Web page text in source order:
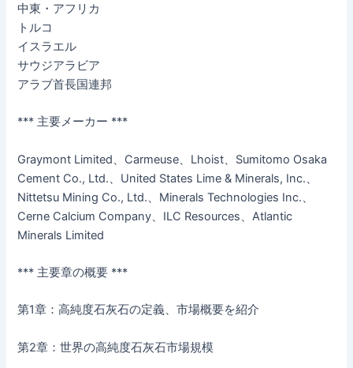
中東・アフリカ
トルコ
イスラエル
サウジアラビア
アラブ首長国連邦
*** 主要メーカー ***
Graymont Limited、Carmeuse、Lhoist、Sumitomo Osaka
Cement Co., Ltd.、United States Lime & Minerals, Inc.、
Nittetsu Mining Co., Ltd.、Minerals Technologies Inc.、
Cerne Calcium Company、ILC Resources、Atlantic
Minerals Limited
*** 主要章の概要 ***
第1章：高純度石灰石の定義、市場概要を紹介
第2章：世界の高純度石灰石市場規模